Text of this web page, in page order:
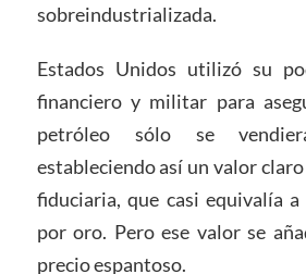
sobreindustrializada.
Estados Unidos utilizó su
financiero y militar para
petróleo sólo se
estableciendo así un valor
fiduciaria, que casi equivalía a
por oro. Pero ese valor se
precio espantoso.